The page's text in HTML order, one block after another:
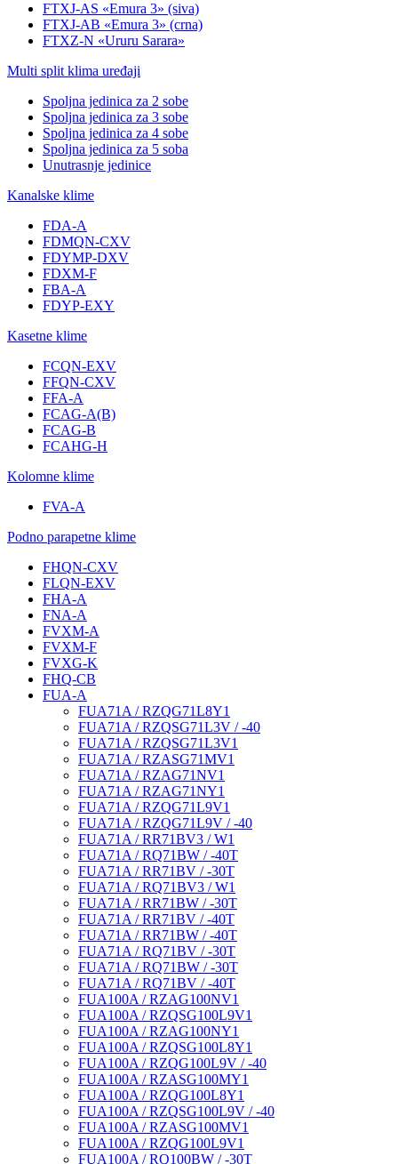
FTXJ-AS «Emura 3» (siva)
FTXJ-AB «Emura 3» (crna)
FTXZ-N «Ururu Sarara»
Multi split klima uređaji
Spoljna jedinica za 2 sobe
Spoljna jedinica za 3 sobe
Spoljna jedinica za 4 sobe
Spoljna jedinica za 5 soba
Unutrasnje jedinice
Kanalske klime
FDA-A
FDMQN-CXV
FDYMP-DXV
FDXM-F
FBA-A
FDYP-EXY
Kasetne klime
FCQN-EXV
FFQN-CXV
FFA-A
FCAG-A(B)
FCAG-B
FCAHG-H
Kolomne klime
FVA-A
Podno parapetne klime
FHQN-CXV
FLQN-EXV
FHA-A
FNA-A
FVXM-A
FVXM-F
FVXG-K
FHQ-CB
FUA-A
FUA71A / RZQG71L8Y1
FUA71A / RZQSG71L3V / -40
FUA71A / RZQSG71L3V1
FUA71A / RZASG71MV1
FUA71A / RZAG71NV1
FUA71A / RZAG71NY1
FUA71A / RZQG71L9V1
FUA71A / RZQG71L9V / -40
FUA71A / RR71BV3 / W1
FUA71A / RQ71BW / -40T
FUA71A / RR71BV / -30T
FUA71A / RQ71BV3 / W1
FUA71A / RR71BW / -30T
FUA71A / RR71BV / -40T
FUA71A / RR71BW / -40T
FUA71A / RQ71BV / -30T
FUA71A / RQ71BW / -30T
FUA71A / RQ71BV / -40T
FUA100A / RZAG100NV1
FUA100A / RZQSG100L9V1
FUA100A / RZAG100NY1
FUA100A / RZQSG100L8Y1
FUA100A / RZQG100L9V / -40
FUA100A / RZASG100MY1
FUA100A / RZQG100L8Y1
FUA100A / RZQSG100L9V / -40
FUA100A / RZASG100MV1
FUA100A / RZQG100L9V1
FUA100A / RQ100BW / -30T